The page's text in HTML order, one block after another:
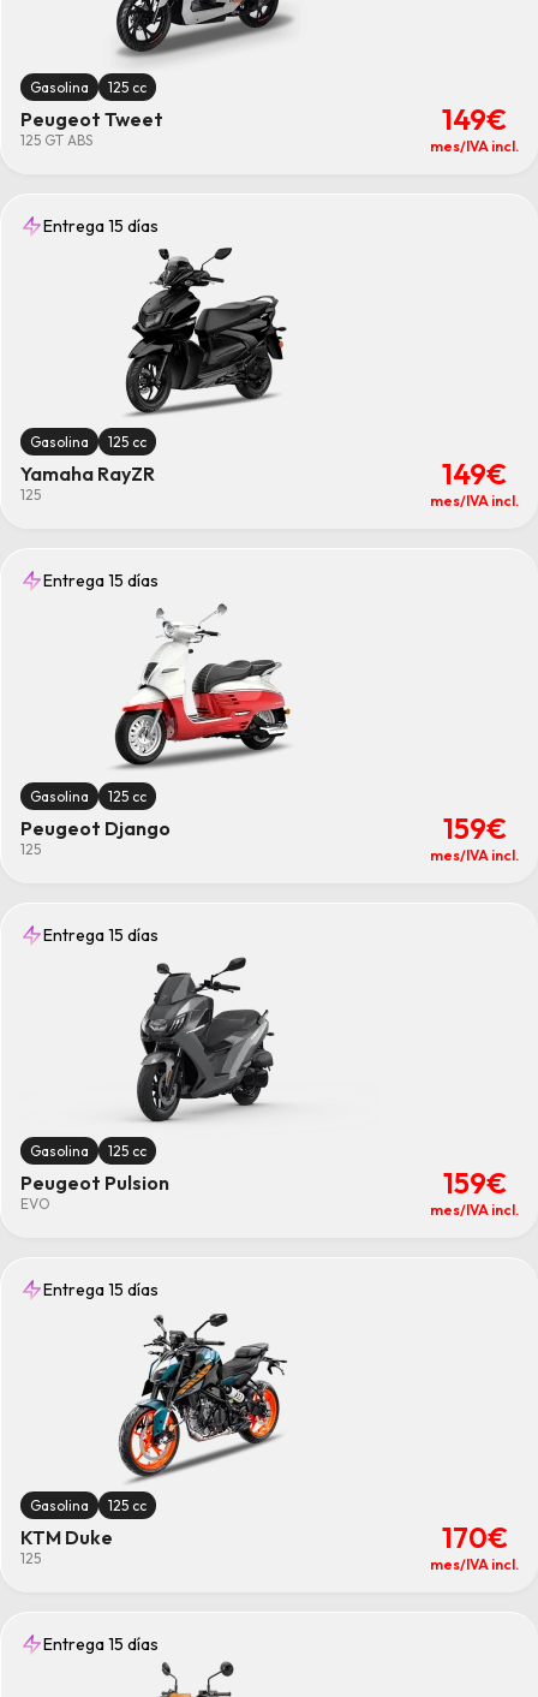
Gasolina 125 cc
Peugeot Tweet
125 GT ABS
149€
mes/IVA incl.
Entrega 15 días
Gasolina 125 cc
Yamaha RayZR
125
149€
mes/IVA incl.
Entrega 15 días
Gasolina 125 cc
Peugeot Django
125
159€
mes/IVA incl.
Entrega 15 días
Gasolina 125 cc
Peugeot Pulsion
EVO
159€
mes/IVA incl.
Entrega 15 días
Gasolina 125 cc
KTM Duke
125
170€
mes/IVA incl.
Entrega 15 días